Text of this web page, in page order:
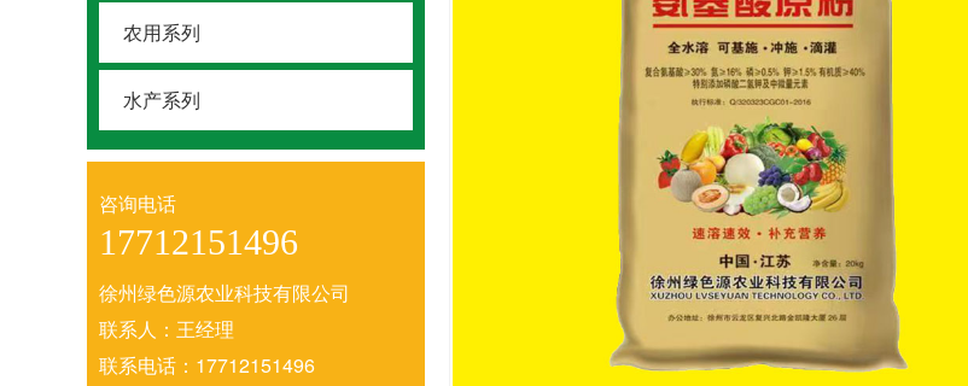
农用系列
水产系列
咨询电话
17712151496
徐州绿色源农业科技有限公司
联系人：王经理
联系电话：17712151496